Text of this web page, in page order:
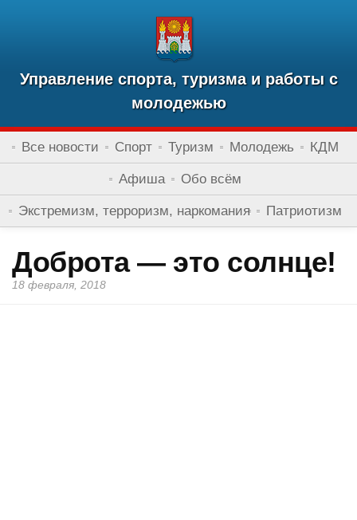
Управление спорта, туризма и работы с
молодежью
Все новости Спорт Туризм Молодежь КДМ
Афиша Обо всём
Экстремизм, терроризм, наркомания Патриотизм
Доброта — это солнце!
18 февраля, 2018